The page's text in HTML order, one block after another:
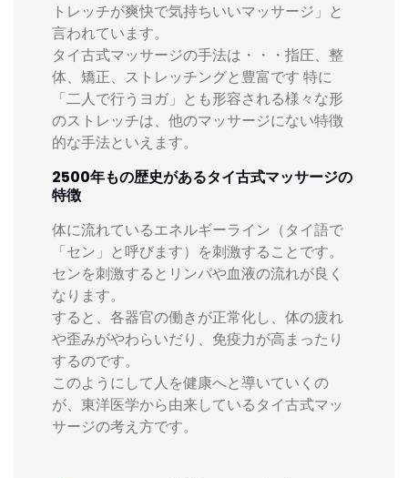
トレッチが爽快で気持ちいいマッサージ」と
言われています。
タイ古式マッサージの手法は・・・指圧、整
体、矯正、ストレッチングと豊富です 特に
「二人で行うヨガ」とも形容される様々な形
のストレッチは、他のマッサージにない特徴
的な手法といえます。
2500年もの歴史があるタイ古式マッサージの
特徴
体に流れているエネルギーライン（タイ語で
「セン」と呼びます）を刺激することです。
センを刺激するとリンパや血液の流れが良く
なります。
すると、各器官の働きが正常化し、体の疲れ
や歪みがやわらいだり、免疫力が高まったり
するのです。
このようにして人を健康へと導いていくの
が、東洋医学から由来しているタイ古式マッ
サージの考え方です。